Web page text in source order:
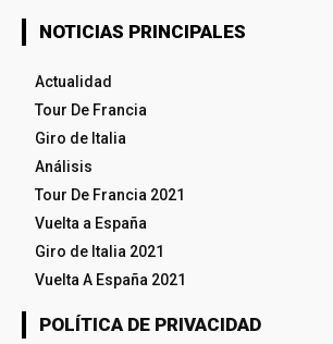
NOTICIAS PRINCIPALES
Actualidad
Tour De Francia
Giro de Italia
Análisis
Tour De Francia 2021
Vuelta a España
Giro de Italia 2021
Vuelta A España 2021
POLÍTICA DE PRIVACIDAD